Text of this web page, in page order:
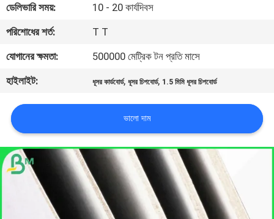
আমাদের
সাথে
যোগাযোগ
খবর
মামলা
ডেলিভারি সময়:
10 - 20 কার্যদিবস
পরিশোধের শর্ত:
T T
যোগানের ক্ষমতা:
500000 মেট্রিক টন প্রতি মাসে
হাইলাইট:
ধূসর কার্ডবোর্ড,ধূসর চিপবোর্ড, 1.5 মিমি ধূসর চিপবোর্ড
ভালো দাম